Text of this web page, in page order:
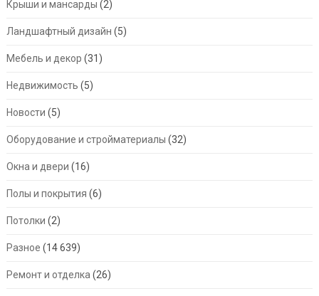
Крыши и мансарды (2)
Ландшафтный дизайн (5)
Мебель и декор (31)
Недвижимость (5)
Новости (5)
Оборудование и стройматериалы (32)
Окна и двери (16)
Полы и покрытия (6)
Потолки (2)
Разное (14 639)
Ремонт и отделка (26)